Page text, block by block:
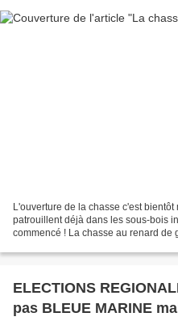
L'ouverture de la chasse c'est
patrouillent déjà dans les sous-bois
commencé ! La chasse au renard de
ELECTIONS
pas BLEUE MARINE